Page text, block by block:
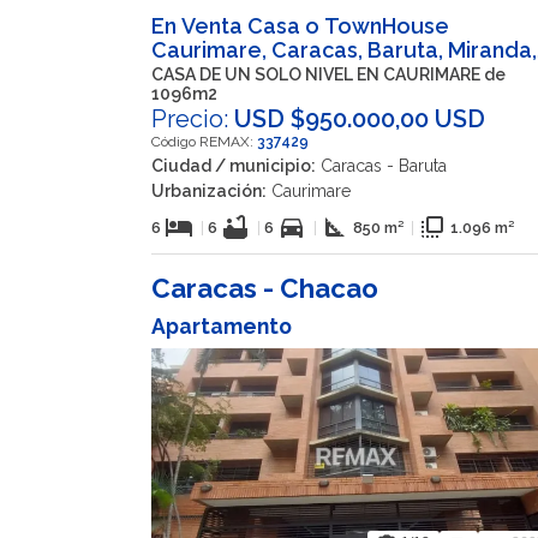
En Venta Casa o TownHouse
Caurimare, Caracas, Baruta, Miranda,
VEN
CASA DE UN SOLO NIVEL EN CAURIMARE de
1096m2
Precio: USD $950.000,00 USD
Código REMAX: 337429
Ciudad / municipio: Caracas - Baruta
Urbanización: Caurimare
6 hotel | 6 bathtub | 6 directions_car | square_foot 850 m² | flip_to_front 1.096 m²
Caracas - Chacao
Apartamento